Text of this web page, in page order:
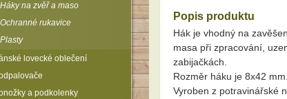
Popis produktu
Hák je vhodný na
masa při zpracování,
zabijačkách.
Rozměr háku je 8x42 mm.
Vyroben z potravinářské
Háky na zvěř a maso
Ochranné rukavice
Plasty
lovecké oblečení
a podkolenky